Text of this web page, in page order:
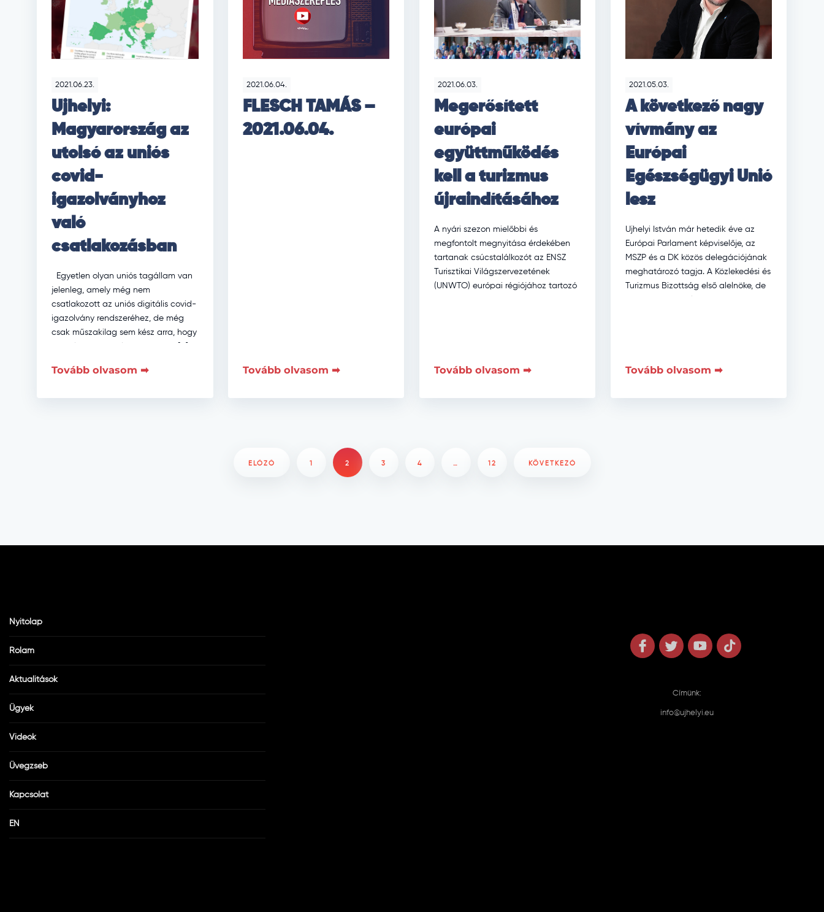
2021.06.23.
Ujhelyi:
Magyarország az
utolsó az uniós
covid-
igazolványhoz
való
csatlakozásban
Egyetlen olyan uniós tagállam van
jelenleg, amely még nem
csatlakozott az uniós digitális covid-
igazolvány rendszeréhez, de még
csak műszakilag sem kész arra, hogy
Tovább olvasom ➡
2021.06.04.
FLESCH TAMÁS –
2021.06.04.
Tovább olvasom ➡
2021.06.03.
Megerősített
európai
együttműködés
kell a turizmus
újraindításához
A nyári szezon mielőbbi és
megfontolt megnyitása érdekében
tartanak csúcstalálkozót az ENSZ
Turisztikai Világszervezetének
(UNWTO) európai régiójához tartozó
Tovább olvasom ➡
2021.05.03.
A következő nagy
vívmány az
Európai
Egészségügyi Unió
lesz
Ujhelyi István már hetedik éve az
Európai Parlament képviselője, az
MSZP és a DK közös delegációjának
meghatározó tagja. A Közlekedési és
Turizmus Bizottság első alelnöke, de
Tovább olvasom ➡
ELŐZŐ 1 2 3 4 … 12 KÖVETKEZŐ
Nyitólap
Rólam
Aktualitások
Ügyek
Videók
Üvegzseb
Kapcsolat
EN
Címünk:
info@ujhelyi.eu